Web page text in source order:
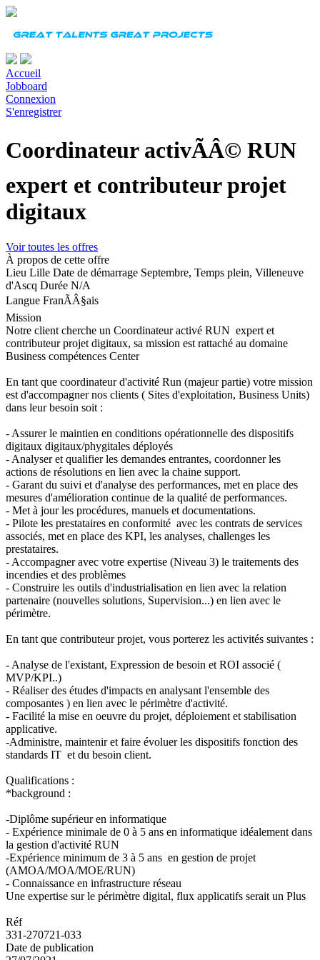
Accueil
Jobboard
Connexion
S'enregistrer
Coordinateur activÃÂ© RUN
expert et contributeur projet
digitaux
Voir toutes les offres
À propos de cette offre
Lieu Lille Date de démarrage Septembre, Temps plein, Villeneuve
d'Ascq Durée N/A
Langue FranÃÂ§ais
Mission
Notre client cherche un Coordinateur activé RUN expert et
contributeur projet digitaux, sa mission est rattaché au domaine
Business compétences Center
En tant que coordinateur d'activité Run (majeur partie) votre mission
est d'accompagner nos clients ( Sites d'exploitation, Business Units)
dans leur besoin soit :
- Assurer le maintien en conditions opérationnelle des dispositifs
digitaux digitaux/phygitales déployés
- Analyser et qualifier les demandes entrantes, coordonner les
actions de résolutions en lien avec la chaine support.
- Garant du suivi et d'analyse des performances, met en place des
mesures d'amélioration continue de la qualité de performances.
- Met à jour les procédures, manuels et documentations.
- Pilote les prestataires en conformité avec les contrats de services
associés, met en place des KPI, les analyses, challenges les
prestataires.
- Accompagner avec votre expertise (Niveau 3) le traitements des
incendies et des problèmes
- Construire les outils d'industrialisation en lien avec la relation
partenaire (nouvelles solutions, Supervision...) en lien avec le
périmètre.
En tant que contributeur projet, vous porterez les activités suivantes :
- Analyse de l'existant, Expression de besoin et ROI associé (
MVP/KPI..)
- Réaliser des études d'impacts en analysant l'ensemble des
composantes ) en lien avec le périmètre d'activité.
- Facilité la mise en oeuvre du projet, déploiement et stabilisation
applicative.
-Administre, maintenir et faire évoluer les dispositifs fonction des
standards IT et du besoin client.
Qualifications :
*background :
-Diplôme supérieur en informatique
- Expérience minimale de 0 à 5 ans en informatique idéalement dans
la gestion d'activité RUN
-Expérience minimum de 3 à 5 ans en gestion de projet
(AMOA/MOA/MOE/RUN)
- Connaissance en infrastructure réseau
Une expertise sur le périmètre digital, flux applicatifs serait un Plus
Réf
331-270721-033
Date de publication